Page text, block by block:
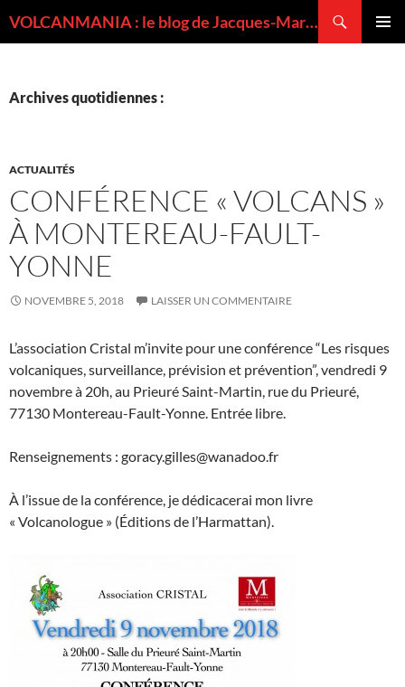
VOLCANMANIA : le blog de Jacques-Marie BARDINTZEFF, volcanologue
Archives quotidiennes :
ACTUALITÉS
CONFÉRENCE « VOLCANS »
À MONTEREAU-FAULT-
YONNE
NOVEMBRE 5, 2018 LAISSER UN COMMENTAIRE
L’association Cristal m’invite pour une conférence “Les risques
volcaniques, surveillance, prévision et prévention”, vendredi 9
novembre à 20h, au Prieuré Saint-Martin, rue du Prieuré,
77130 Montereau-Fault-Yonne. Entrée libre.
Renseignements : goracy.gilles@wanadoo.fr
À l’issue de la conférence, je dédicacerai mon livre
« Volcanologue » (Éditions de l’Harmattan).